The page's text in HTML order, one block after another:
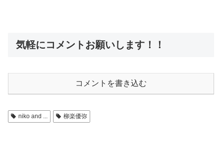
気軽にコメントお願いします！！
コメントを書き込む
niko and ... 柳楽優弥